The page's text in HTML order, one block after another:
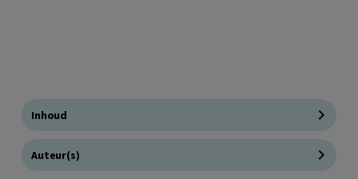
Inhoud
Auteur(s)